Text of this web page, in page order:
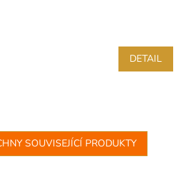
DETAIL
SOUVISEJÍCÍ PRODUKTY